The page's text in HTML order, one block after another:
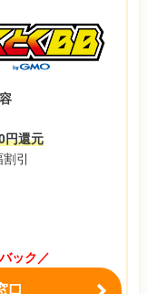
円還元
引
ック／
口